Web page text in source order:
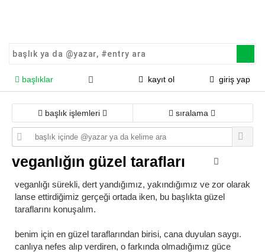
başlıklar kayıt ol giriş yap
başlık işlemleri sıralama
veganlığın güzel tarafları
veganlığı sürekli, dert yandığımız, yakındığımız ve zor olarak
lanse ettirdiğimiz gerçeği ortada iken, bu başlıkta güzel
taraflarını konuşalım.
benim için en güzel taraflarından birisi, cana duyulan saygı.
canlıya nefes alıp verdiren, o farkında olmadığımız güce